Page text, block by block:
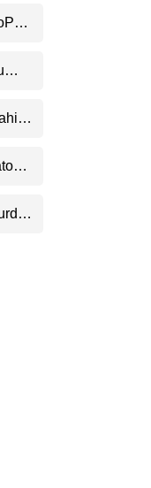
LinkedIn
Telegram